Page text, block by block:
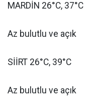
MARDİN 26°C, 37°C
Az bulutlu ve açık
SİİRT 26°C, 39°C
Az bulutlu ve açık